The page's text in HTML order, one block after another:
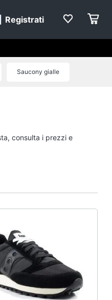
Registrati
Saucony gialle
consulta i prezzi e